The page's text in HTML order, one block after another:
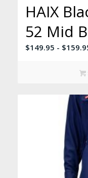
HAIX
52 Mid
$149.95 - $